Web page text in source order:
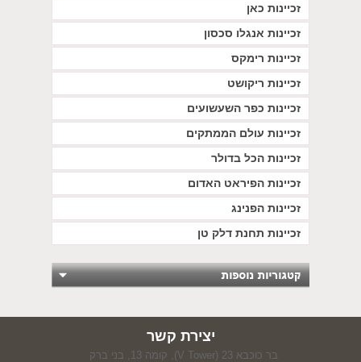
זכיינות כאן
זכיינות אנגלו סכסון
זכיינות רימקס
זכיינות ריקושט
זכיינות כפר השעשועים
זכיינות עולם הממתקים
זכיינות הכל בדולר
זכיינות הפיראט האדום
זכיינות הפנינג
זכיינות תחנת דלק טן
יצירת קשר
בר כוכבא 23 (V Tower), קומה 13, בני ברק